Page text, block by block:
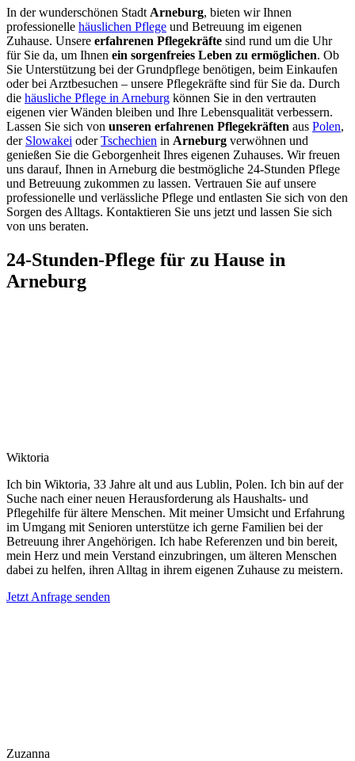
In der wunderschönen Stadt Arneburg, bieten wir Ihnen
professionelle häuslichen Pflege und Betreuung im eigenen
Zuhause. Unsere erfahrenen Pflegekräfte sind rund um die Uhr
für Sie da, um Ihnen ein sorgenfreies Leben zu ermöglichen. Ob
Sie Unterstützung bei der Grundpflege benötigen, beim Einkaufen
oder bei Arztbesuchen – unsere Pflegekräfte sind für Sie da. Durch
die häusliche Pflege in Arneburg können Sie in den vertrauten
eigenen vier Wänden bleiben und Ihre Lebensqualität verbessern.
Lassen Sie sich von unseren erfahrenen Pflegekräften aus Polen,
der Slowakei oderTschechien in Arneburg verwöhnen und
genießen Sie die Geborgenheit Ihres eigenen Zuhauses. Wir freuen
uns darauf, Ihnen in Arneburg die bestmögliche 24-Stunden Pflege
und Betreuung zukommen zu lassen. Vertrauen Sie auf unsere
professionelle und verlässliche Pflege und entlasten Sie sich von den
Sorgen des Alltags. Kontaktieren Sie uns jetzt und lassen Sie sich
von uns beraten.
24-Stunden-Pflege für zu Hause in
Arneburg
Wiktoria
Ich bin Wiktoria, 33 Jahre alt und aus Lublin, Polen. Ich bin auf der
Suche nach einer neuen Herausforderung als Haushalts- und
Pflegehilfe für ältere Menschen. Mit meiner Umsicht und Erfahrung
im Umgang mit Senioren unterstütze ich gerne Familien bei der
Betreuung ihrer Angehörigen. Ich habe Referenzen und bin bereit,
mein Herz und mein Verstand einzubringen, um älteren Menschen
dabei zu helfen, ihren Alltag in ihrem eigenen Zuhause zu meistern.
Jetzt Anfrage senden
Zuzanna